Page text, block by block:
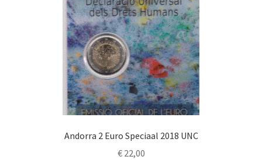
Andorra 2 Euro Speciaal 2018 UNC
€22,00